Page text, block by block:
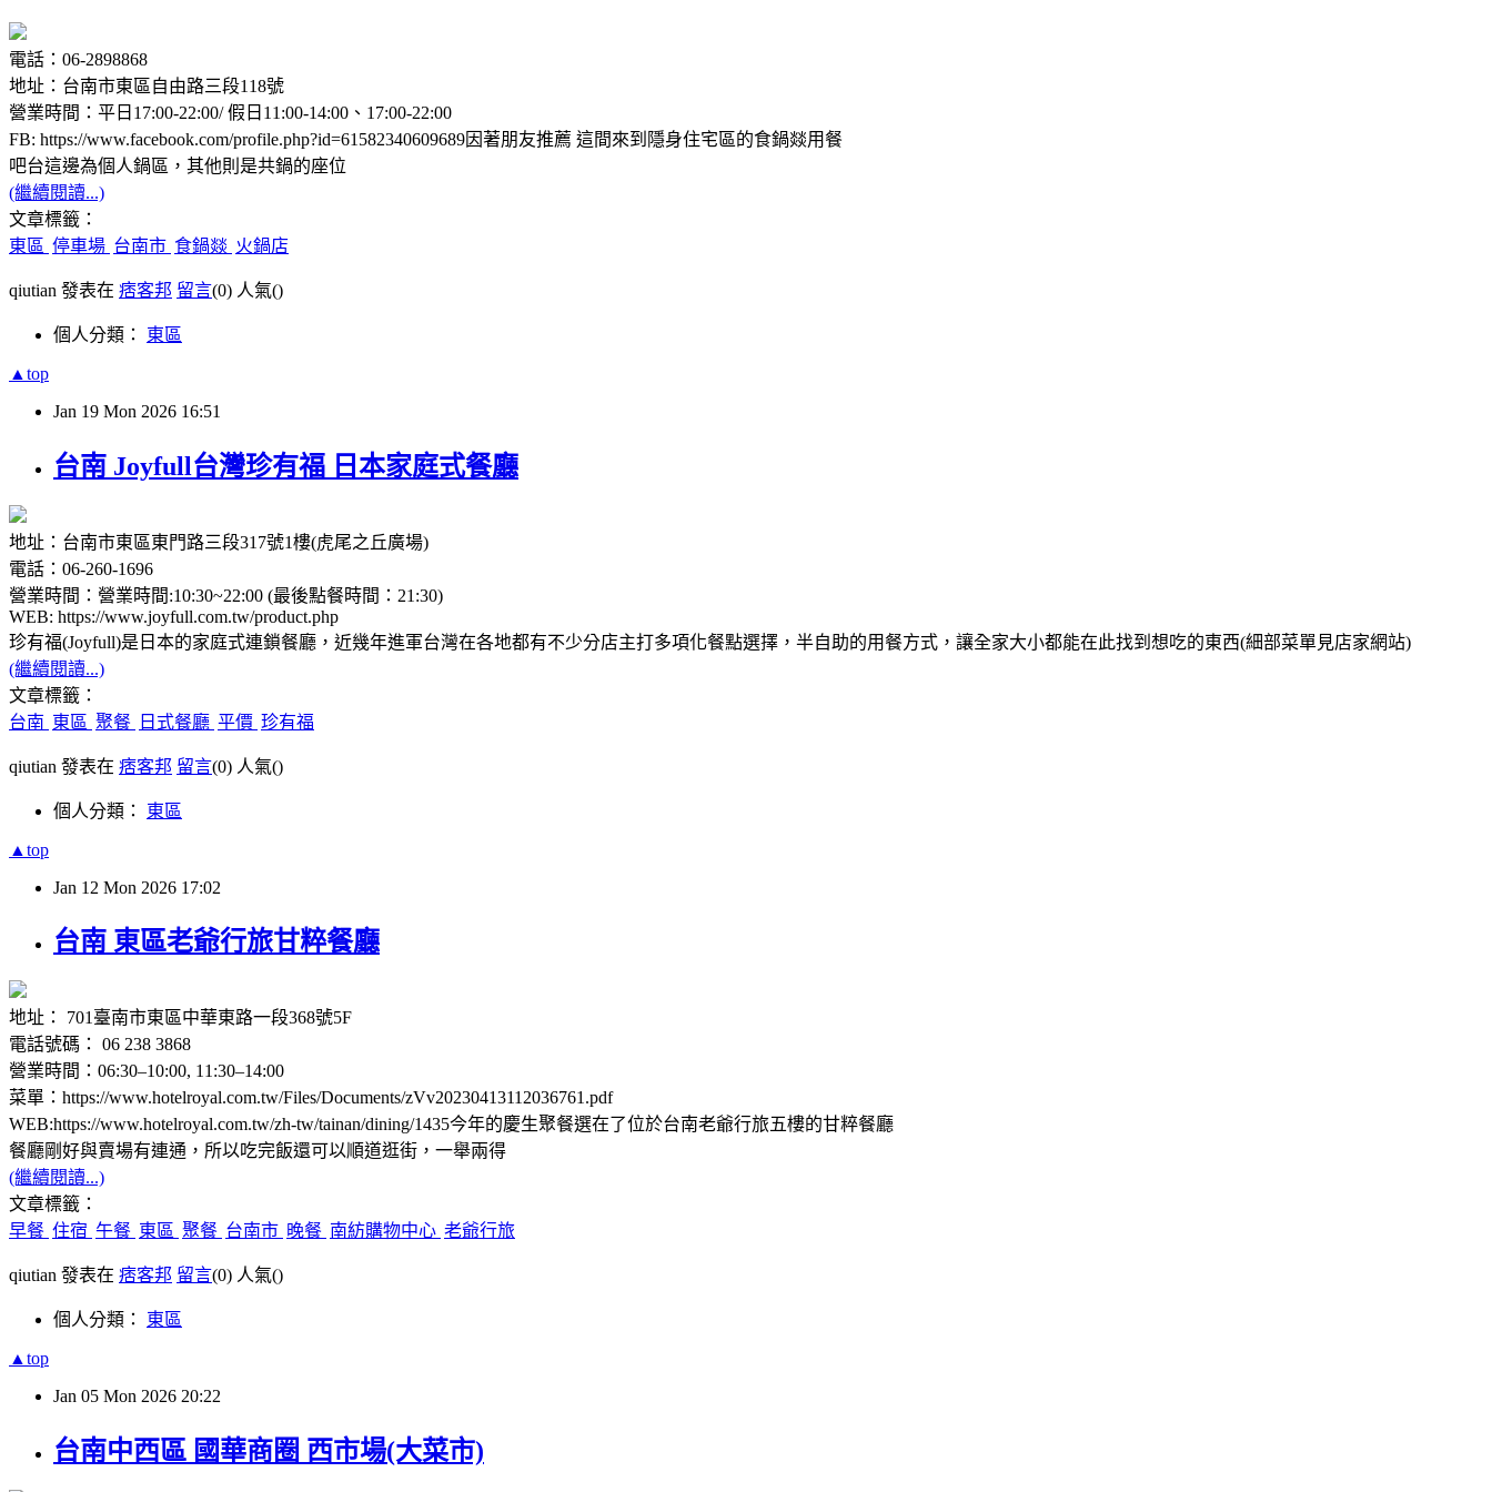
電話：06-2898868
地址：台南市東區自由路三段118號
營業時間：平日17:00-22:00/ 假日11:00-14:00、17:00-22:00
FB: https://www.facebook.com/profile.php?id=61582340609689因著朋友推薦 這間來到隱身住宅區的食鍋燚用餐
吧台這邊為個人鍋區，其他則是共鍋的座位
(繼續閱讀...)
文章標籤：
東區 停車場 台南市 食鍋燚 火鍋店
qiutian 發表在 痞客邦 留言(0) 人氣()
個人分類： 東區
▲top
Jan 19 Mon 2026 16:51
台南 Joyfull台灣珍有福 日本家庭式餐廳
地址：台南市東區東門路三段317號1樓(虎尾之丘廣場)
電話：06-260-1696
營業時間：營業時間:10:30~22:00 (最後點餐時間：21:30)
WEB: https://www.joyfull.com.tw/product.php
珍有福(Joyfull)是日本的家庭式連鎖餐廳，近幾年進軍台灣在各地都有不少分店主打多項化餐點選擇，半自助的用餐方式，讓全家大小都能在此找到想吃的東西(細部菜單見店家網站)
(繼續閱讀...)
文章標籤：
台南 東區 聚餐 日式餐廳 平價 珍有福
qiutian 發表在 痞客邦 留言(0) 人氣()
個人分類： 東區
▲top
Jan 12 Mon 2026 17:02
台南 東區老爺行旅甘粹餐廳
地址： 701臺南市東區中華東路一段368號5F
電話號碼： 06 238 3868
營業時間：06:30–10:00, 11:30–14:00
菜單：https://www.hotelroyal.com.tw/Files/Documents/zVv20230413112036761.pdf
WEB:https://www.hotelroyal.com.tw/zh-tw/tainan/dining/1435今年的慶生聚餐選在了位於台南老爺行旅五樓的甘粹餐廳
餐廳剛好與賣場有連通，所以吃完飯還可以順道逛街，一舉兩得
(繼續閱讀...)
文章標籤：
早餐 住宿 午餐 東區 聚餐 台南市 晚餐 南紡購物中心 老爺行旅
qiutian 發表在 痞客邦 留言(0) 人氣()
個人分類： 東區
▲top
Jan 05 Mon 2026 20:22
台南中西區 國華商圈 西市場(大菜市)